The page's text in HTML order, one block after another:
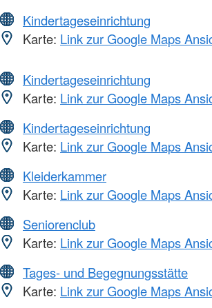
Kindertageseinrichtung
Karte: Link zur Google Maps
Kindertageseinrichtung
Karte: Link zur Google Maps
Kindertageseinrichtung
Karte: Link zur Google Maps
Kleiderkammer
Karte: Link zur Google Maps
Seniorenclub
Karte: Link zur Google Maps
Tages- und Begegnungsstätte
Karte: Link zur Google Maps